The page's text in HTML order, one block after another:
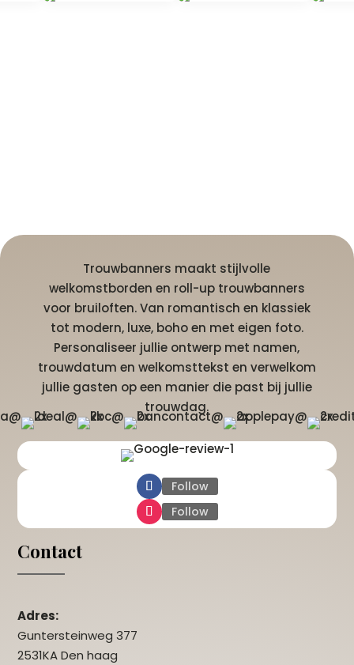
Trouwbanners maakt stijlvolle
welkomstborden en roll-up trouwbanners
voor bruiloften. Van romantisch en klassiek
tot modern, luxe, boho en met eigen foto.
Personaliseer jullie ontwerp met namen,
trouwdatum en welkomsttekst en verwelkom
jullie gasten op een manier die past bij jullie
trouwdag.
Follow
Follow
Contact
Adres:
Guntersteinweg 377
2531KA Den haag